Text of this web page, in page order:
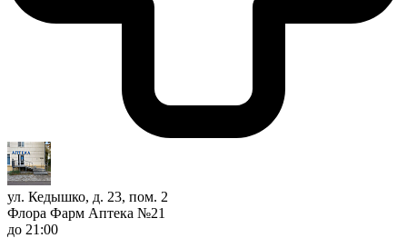
ул. Кедышко, д. 23, пом. 2
Флора Фарм Аптека №21
до 21:00